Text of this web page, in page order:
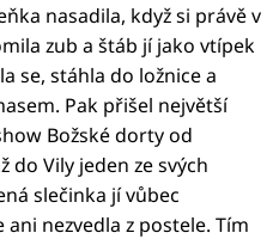
nasadila, když si právě v
zub a štáb jí jako vtípek
se, stáhla do ložnice a
Pak přišel největší
Božské dorty od
do Vily jeden ze svých
slečinka jí vůbec
nezvedla z postele. Tím